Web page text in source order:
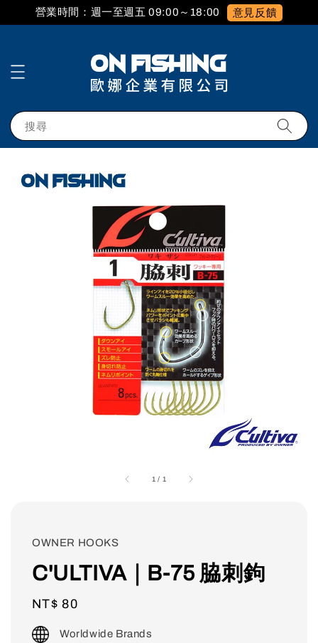
營業時間：週一至週五 09:00～18:00 意見反饋
搜尋
1 / 1
OWNER HOOKS
C'ULTIVA｜B-75 脇刺鉤
Regular
price
NT$ 80
Worldwide Brands